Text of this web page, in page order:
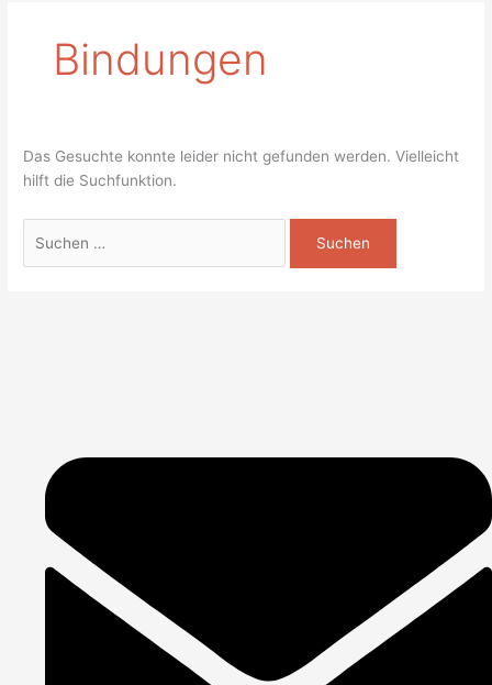
Bindungen
Das Gesuchte konnte leider nicht gefunden werden. Vielleicht
hilft die Suchfunktion.